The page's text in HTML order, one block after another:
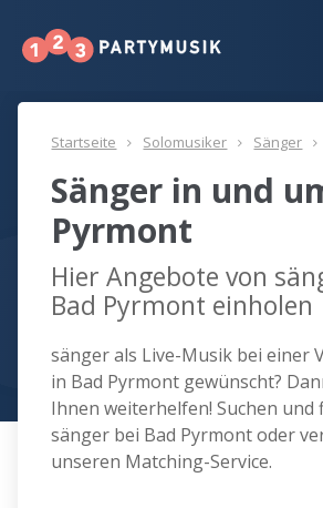
Startseite Solomusiker Sänger
Sänger in und
Pyrmont
Hier Angebote von
Bad Pyrmont einholen
sänger als Live-Musik bei einer
in Bad Pyrmont gewünscht?
Ihnen weiterhelfen! Suchen und
sänger bei Bad Pyrmont oder
unseren Matching-Service.